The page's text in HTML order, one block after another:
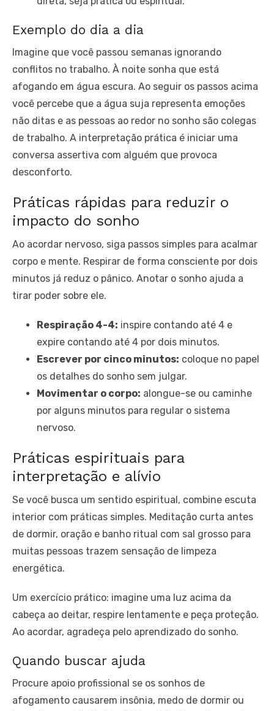
Exemplo do dia a dia
Imagine que você passou semanas ignorando
conflitos no trabalho. À noite sonha que está
afogando em água escura. Ao seguir os passos acima
você percebe que a água suja representa emoções
não ditas e as pessoas ao redor no sonho são colegas
de trabalho. A interpretação prática é iniciar uma
conversa assertiva com alguém que provoca
desconforto.
Práticas rápidas para reduzir o
impacto do sonho
Ao acordar nervoso, siga passos simples para acalmar
corpo e mente. Respirar de forma consciente por dois
minutos já reduz o pânico. Anotar o sonho ajuda a
tirar poder sobre ele.
Respiração 4-4: inspire contando até 4 e
expire contando até 4 por dois minutos.
Escrever por cinco minutos: coloque no papel
os detalhes do sonho sem julgar.
Movimentar o corpo: alongue-se ou caminhe
por alguns minutos para regular o sistema
nervoso.
Práticas espirituais para
interpretação e alívio
Se você busca um sentido espiritual, combine escuta
interior com práticas simples. Meditação curta antes
de dormir, oração e banho ritual com sal grosso para
muitas pessoas trazem sensação de limpeza
energética.
Um exercício prático: imagine uma luz acima da
cabeça ao deitar, respire lentamente e peça proteção.
Ao acordar, agradeça pelo aprendizado do sonho.
Quando buscar ajuda
Procure apoio profissional se os sonhos de
afogamento causarem insônia, medo de dormir ou